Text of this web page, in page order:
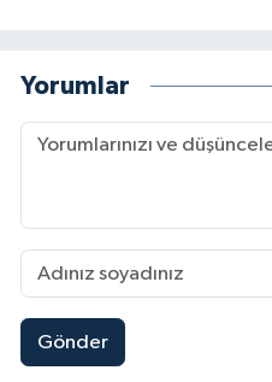
Yorumlar
Gönder